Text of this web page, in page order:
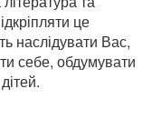
це
наслідувати Вас,
себе, обдумувати